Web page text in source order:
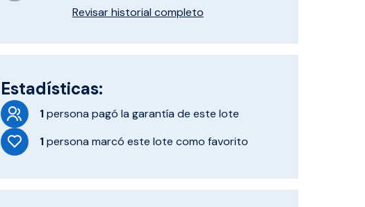
Revisar historial completo
Estadísticas:
1 persona pagó la garantía de este lote
1 persona marcó este lote como favorito